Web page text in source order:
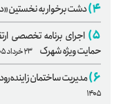
دشت برخوار به نخستین
اجرای برنامه تخصصی
حمایت ویژه شهرک ۲۳ خرداد ۱۴۰۵
مدیریت ساختمان
۱۴۰۵